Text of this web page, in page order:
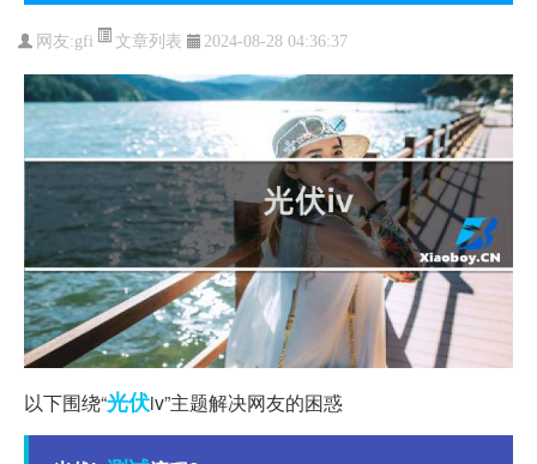
网友:gfi 文章列表 2024-08-28 04:36:37
以下围绕“光伏iv”主题解决网友的困惑